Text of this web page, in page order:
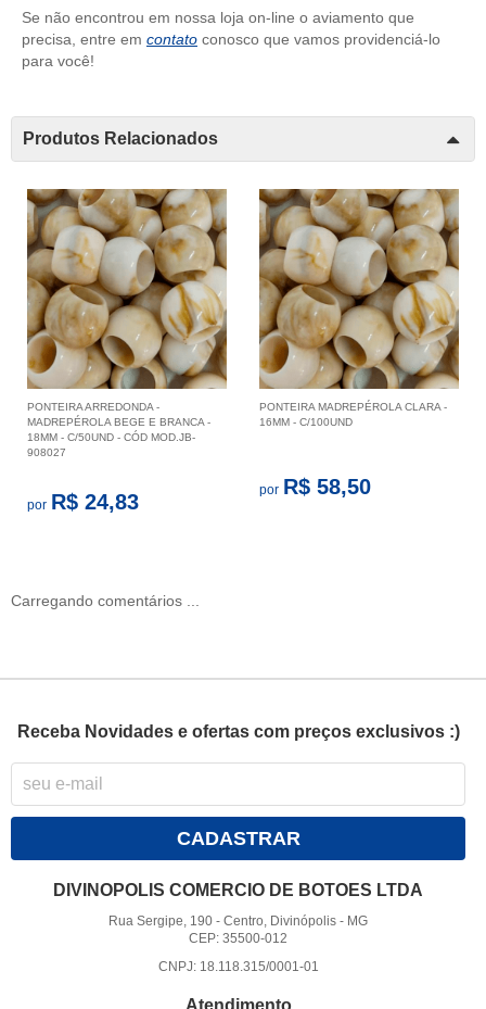
Se não encontrou em nossa loja on-line o aviamento que
precisa, entre em contato conosco que vamos providenciá-lo
para você!
Produtos Relacionados
PONTEIRA ARREDONDA -
MADREPÉROLA BEGE E BRANCA -
18MM - C/50UND - CÓD MOD.JB-
908027
por R$ 24,83
PONTEIRA MADREPÉROLA CLARA -
16MM - C/100UND
por R$ 58,50
Carregando comentários ...
Receba Novidades e ofertas com preços exclusivos :)
CADASTRAR
DIVINOPOLIS COMERCIO DE BOTOES LTDA
Rua Sergipe, 190 -Centro, Divinópolis - MG
CEP: 35500-012
CNPJ: 18.118.315/0001-01
Atendimento